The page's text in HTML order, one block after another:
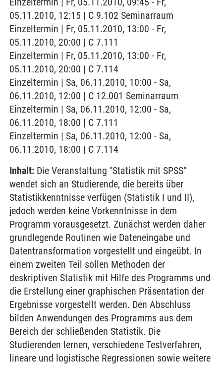
05.11.2010, 12:15 | C 9.102 Seminarraum
Einzeltermin | Fr, 05.11.2010, 13:00 - Fr,
05.11.2010, 20:00 | C 7.111
Einzeltermin | Fr, 05.11.2010, 13:00 - Fr,
05.11.2010, 20:00 | C 7.114
Einzeltermin | Sa, 06.11.2010, 10:00 - Sa,
06.11.2010, 12:00 | C 12.001 Seminarraum
Einzeltermin | Sa, 06.11.2010, 12:00 - Sa,
06.11.2010, 18:00 | C 7.111
Einzeltermin | Sa, 06.11.2010, 12:00 - Sa,
06.11.2010, 18:00 | C 7.114
Inhalt: Die Veranstaltung "Statistik mit SPSS"
wendet sich an Studierende, die bereits über
Statistikkenntnisse verfügen (Statistik I und II),
jedoch werden keine Vorkenntnisse in dem
Programm vorausgesetzt. Zunächst werden daher
grundlegende Routinen wie Dateneingabe und
Datentransformation vorgestellt und eingeübt. In
einem zweiten Teil sollen Methoden der
deskriptiven Statistik mit Hilfe des Programms und
die Erstellung einer graphischen Präsentation der
Ergebnisse vorgestellt werden. Den Abschluss
bilden Anwendungen des Programms aus dem
Bereich der schließenden Statistik. Die
Studierenden lernen, verschiedene Testverfahren,
lineare und logistische Regressionen sowie weitere